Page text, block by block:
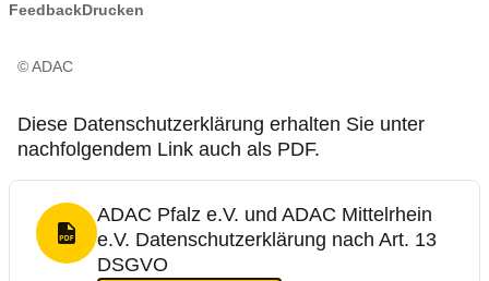
Service & Beratung
Ihr ADAC in Rheinland-Pfalz
FeedbackDrucken
© ADAC
Diese Datenschutzerklärung erhalten Sie unter
nachfolgendem Link auch als PDF.
PDF Format
ADAC Pfalz e.V. und ADAC Mittelrhein
e.V. Datenschutzerklärung nach Art. 13
DSGVO